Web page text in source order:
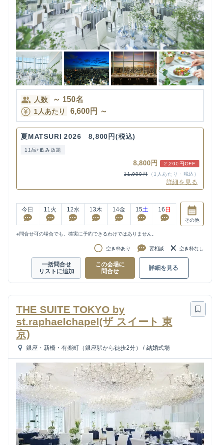
人数 ～ 150名
1人あたり 6,600円 ～
夏MATSURI 2026 8,800円(税込)
11品+飲み放題
8,800円
2,200円OFF
11,000円
（1人あたり・税込）
詳細を見る
今日 11 火 12水 13木 14金 15土 16 日
その他
※問合せ可の場合でも、確実に予約できるわけではありません。
空き枠あり 要相談 空き枠なし
一括問合せ
リストに追加
この会場に
問合せ
詳細を見る
THE SUITE TOKYO by
st.raphaelchapel(ザ スイート 東
京)
銀座・新橋・有楽町（銀座駅から徒歩2分） / 結婚式場